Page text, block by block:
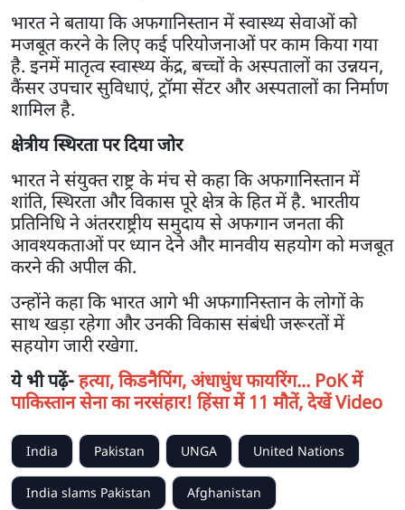
भारत ने बताया कि अफगानिस्तान में स्वास्थ्य सेवाओं को
मजबूत करने के लिए कई परियोजनाओं पर काम किया गया
है. इनमें मातृत्व स्वास्थ्य केंद्र, बच्चों के अस्पतालों का उन्नयन,
कैंसर उपचार सुविधाएं, ट्रॉमा सेंटर और अस्पतालों का निर्माण
शामिल है.
क्षेत्रीय स्थिरता पर दिया जोर
भारत ने संयुक्त राष्ट्र के मंच से कहा कि अफगानिस्तान में
शांति, स्थिरता और विकास पूरे क्षेत्र के हित में है. भारतीय
प्रतिनिधि ने अंतरराष्ट्रीय समुदाय से अफगान जनता की
आवश्यकताओं पर ध्यान देने और मानवीय सहयोग को मजबूत
करने की अपील की.
उन्होंने कहा कि भारत आगे भी अफगानिस्तान के लोगों के
साथ खड़ा रहेगा और उनकी विकास संबंधी जरूरतों में
सहयोग जारी रखेगा.
ये भी पढ़ें-हत्या, किडनैपिंग, अंधाधुंध फायरिंग... PoK में
पाकिस्तान सेना का नरसंहार! हिंसा में 11 मौतें, देखें Video
India Pakistan UNGA United Nations
India slams Pakistan Afghanistan